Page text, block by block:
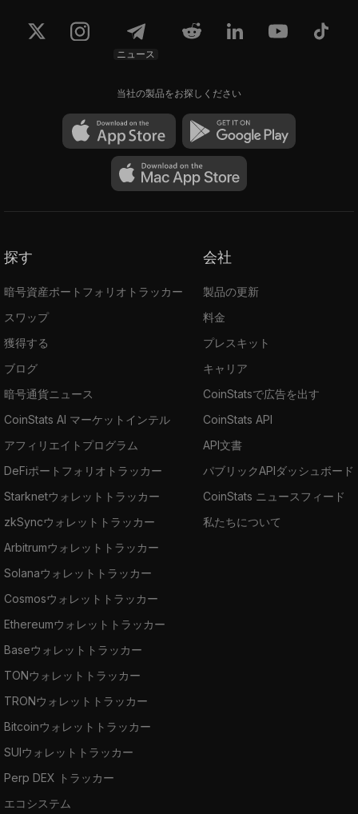
ニュース
当社の製品をお探しください
探す
暗号資産ポートフォリオトラッカー
スワップ
獲得する
ブログ
暗号通貨ニュース
CoinStats AI マーケットインテル
アフィリエイトプログラム
DeFiポートフォリオトラッカー
Starknetウォレットトラッカー
zkSyncウォレットトラッカー
Arbitrumウォレットトラッカー
Solanaウォレットトラッカー
Cosmosウォレットトラッカー
Ethereumウォレットトラッカー
Baseウォレットトラッカー
TONウォレットトラッカー
TRONウォレットトラッカー
Bitcoinウォレットトラッカー
SUIウォレットトラッカー
Perp DEX トラッカー
エコシステム
会社
製品の更新
料金
プレスキット
キャリア
CoinStatsで広告を出す
CoinStats API
API文書
パブリックAPIダッシュボード
CoinStats ニュースフィード
私たちについて